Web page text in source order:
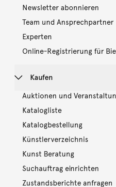
Newsletter abonnieren
Team und Ansprechpartner
Experten
Online-Registrierung für
Kaufen
Auktionen und
Katalogliste
Katalogbestellung
Künstlerverzeichnis
Kunst Beratung
Suchauftrag einrichten
Zustandsberichte anfragen